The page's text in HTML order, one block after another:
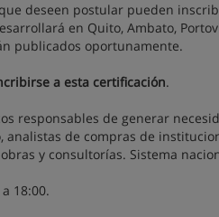
deseen postular pueden
en Quito, Ambato,
publicados oportunamente.
a esta certificación.
responsables de generar
analistas de compras de
y consultorías. Sistema
18:00.